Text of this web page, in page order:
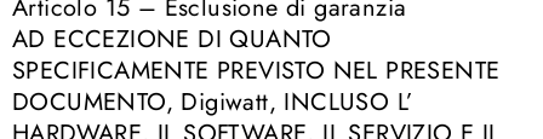
Articolo 15 – Esclusione di garanzia
AD ECCEZIONE DI QUANTO
SPECIFICAMENTE PREVISTO NEL PRESENTE
DOCUMENTO, Digiwatt, INCLUSO L’